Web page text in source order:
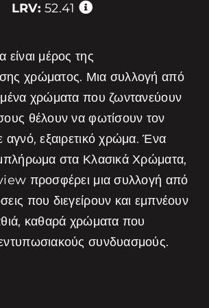
LRV: 52.41
μέρος της
χρώματος. Μια συλλογή από
χρώματα που ζωντανεύουν
θέλουν να φωτίσουν τον
αγνό, εξαιρετικό χρώμα. Ένα
στα Κλασικά Χρώματα,
προσφέρει μια συλλογή από
που διεγείρουν και εμπνέουν
καθαρά χρώματα που
συνδυασμούς.